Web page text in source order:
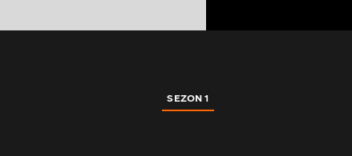
SEZON 1